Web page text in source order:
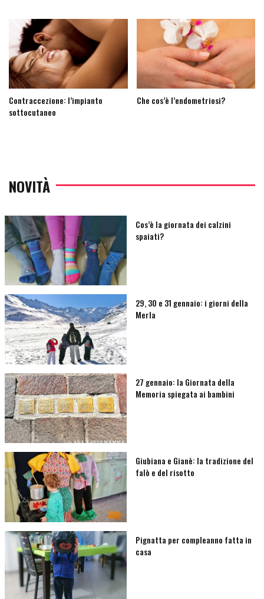
Contraccezione: l’impianto
sottocutaneo
Che cos’è l’endometriosi?
NOVITÀ
Cos’è la giornata dei calzini
spaiati?
29, 30 e 31 gennaio: i giorni della
Merla
27 gennaio: la Giornata della
Memoria spiegata ai bambini
Giubiana e Gianè: la tradizione del
falò e del risotto
Pignatta per compleanno fatta in
casa